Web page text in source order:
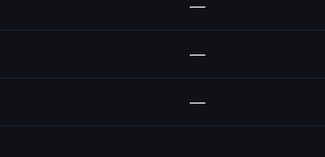
—
—
—